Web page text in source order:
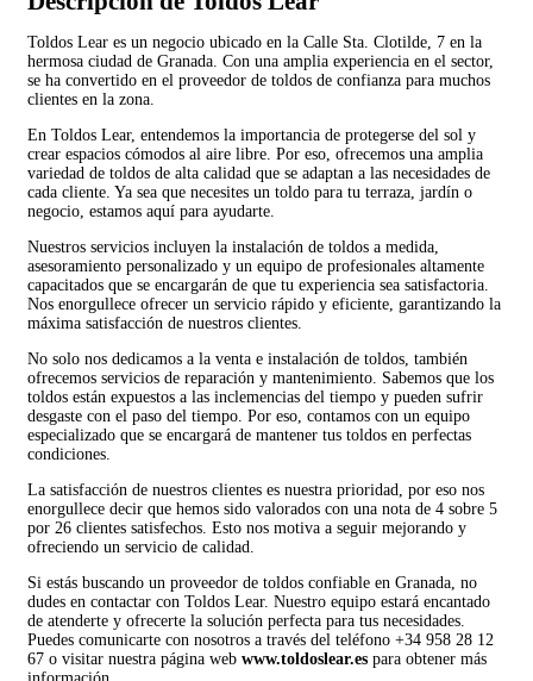
Toldos Lear es un negocio ubicado en la Calle Sta. Clotilde, 7 en la
hermosa ciudad de Granada. Con una amplia experiencia en el sector,
se ha convertido en el proveedor de toldos de confianza para muchos
clientes en la zona.
En Toldos Lear, entendemos la importancia de protegerse del sol y
crear espacios cómodos al aire libre. Por eso, ofrecemos una amplia
variedad de toldos de alta calidad que se adaptan a las necesidades de
cada cliente. Ya sea que necesites un toldo para tu terraza, jardín o
negocio, estamos aquí para ayudarte.
Nuestros servicios incluyen la instalación de toldos a medida,
asesoramiento personalizado y un equipo de profesionales altamente
capacitados que se encargarán de que tu experiencia sea satisfactoria.
Nos enorgullece ofrecer un servicio rápido y eficiente, garantizando la
máxima satisfacción de nuestros clientes.
No solo nos dedicamos a la venta e instalación de toldos, también
ofrecemos servicios de reparación y mantenimiento. Sabemos que los
toldos están expuestos a las inclemencias del tiempo y pueden sufrir
desgaste con el paso del tiempo. Por eso, contamos con un equipo
especializado que se encargará de mantener tus toldos en perfectas
condiciones.
La satisfacción de nuestros clientes es nuestra prioridad, por eso nos
enorgullece decir que hemos sido valorados con una nota de 4 sobre 5
por 26 clientes satisfechos. Esto nos motiva a seguir mejorando y
ofreciendo un servicio de calidad.
Si estás buscando un proveedor de toldos confiable en Granada, no
dudes en contactar con Toldos Lear. Nuestro equipo estará encantado
de atenderte y ofrecerte la solución perfecta para tus necesidades.
Puedes comunicarte con nosotros a través del teléfono +34 958 28 12
67 o visitar nuestra página web www.toldoslear.es para obtener más